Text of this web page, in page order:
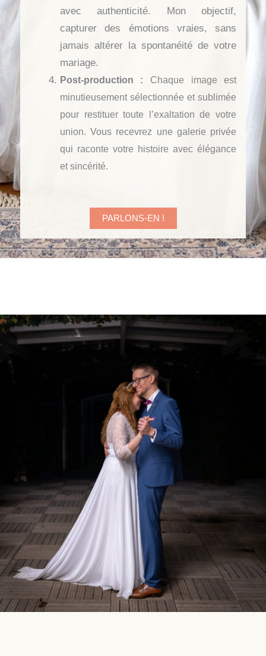
avec authenticité. Mon objectif,
capturer des émotions vraies, sans
jamais altérer la spontanéité de votre
mariage.
Post-production : Chaque image est
minutieusement sélectionnée et sublimée
pour restituer toute l’exaltation de votre
union. Vous recevrez une galerie privée
qui raconte votre histoire avec élégance
et sincérité.
PARLONS-EN !